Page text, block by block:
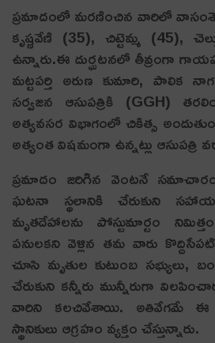
ప్రమాదంలో మ‌ర‌ణించిన వారిలో
కృష్ణవేణి (35), చిట్టెమ్మ (45),
ఉన్నారు.ఈ దుర్ఘటనలో తీవ్రంగా
మట్టపర్తి అరుణ కుమారి, పాలిక
సర్వజన ఆసుపత్రికి (GGH)
అత్యవసర విభాగంలో చికిత్స
అత్యంత విషమంగా ఉన్నట్లు ఆసుపత్రి
ప్రమాదం జరిగిన వెంటనే సమాచారం
ఘటనా స్థలానికి చేరుకుని
మృతదేహాలను పోస్టుమార్టం
పనులకని వెళ్లిన తమ వారు
చూసి మృతుల కుటుంబ సభ్యులు,
చేరుకుని కన్నీరు మున్నీరుగా
వారిని కలచివేశాయి. అతివేగమే ఈ
స్థానికులు ఆగ్రహం వ్యక్తం చేస్తున్నారు.